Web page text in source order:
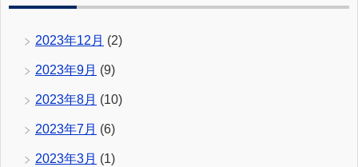
2023年12月 (2)
2023年9月 (9)
2023年8月 (10)
2023年7月 (6)
2023年3月 (1)